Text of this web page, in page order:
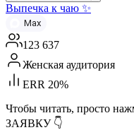
Выпечка к чаю ✨
Max
123 637
Женская аудитория
ERR 20%
Чтобы читать, просто
ЗАЯВКУ 👇